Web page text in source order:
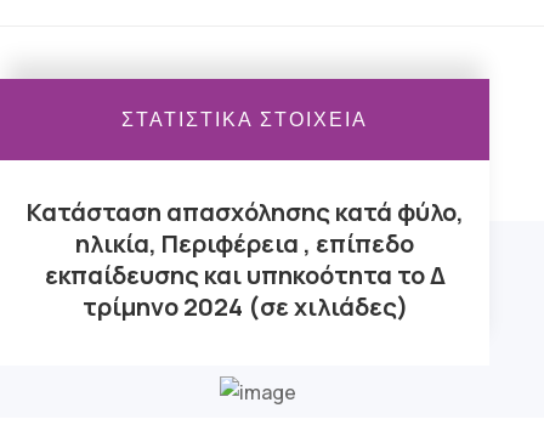
ΣΤΑΤΙΣΤΙΚΑ ΣΤΟΙΧΕΙΑ
Κατάσταση απασχόλησης κατά φύλο,
ηλικία, Περιφέρεια , επίπεδο
εκπαίδευσης και υπηκοότητα το Δ
τρίμηνο 2024 (σε χιλιάδες)